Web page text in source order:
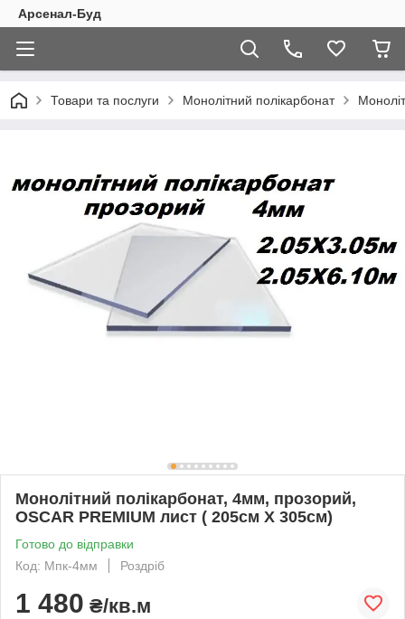
Арсенал-Буд
Товари та послуги Монолітний полікарбонат
Монолітний полікарбонат, 4мм, прозорий,
OSCAR PREMIUM лист ( 205см Х 305см)
Готово до відправки
Код: Мпк-4мм
Роздріб
1 480 ₴/кв.м